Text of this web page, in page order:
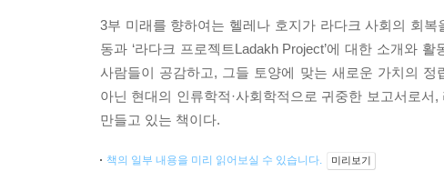
3부 미래를 향하여는 헬레나 호지가 라다크 사회의 회복
동과 ‘라다크 프로젝트Ladakh Project’에 대한 소개와
사람들이 공감하고, 그들 토양에 맞는 새로운 가치의
아닌 현대의 인류학적·사회학적으로 귀중한 보고서로
만들고 있는 책이다.
책의 일부 내용을 미리 읽어보실 수 있습니다. 미리보기